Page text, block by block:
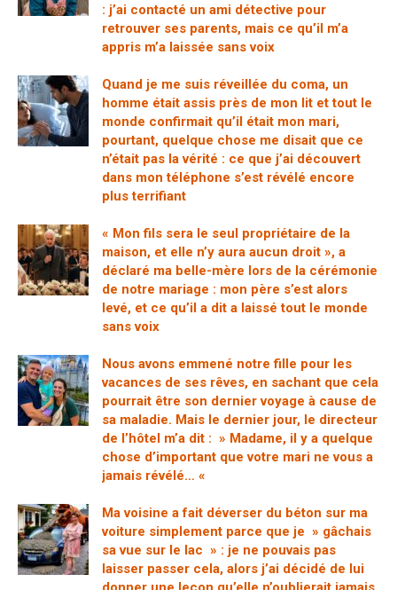
: j’ai contacté un ami détective pour
retrouver ses parents, mais ce qu’il m’a
appris m’a laissée sans voix
Quand je me suis réveillée du coma, un
homme était assis près de mon lit et tout le
monde confirmait qu’il était mon mari,
pourtant, quelque chose me disait que ce
n’était pas la vérité : ce que j’ai découvert
dans mon téléphone s’est révélé encore
plus terrifiant
« Mon fils sera le seul propriétaire de la
maison, et elle n’y aura aucun droit », a
déclaré ma belle-mère lors de la cérémonie
de notre mariage : mon père s’est alors
levé, et ce qu’il a dit a laissé tout le monde
sans voix
Nous avons emmené notre fille pour les
vacances de ses rêves, en sachant que cela
pourrait être son dernier voyage à cause de
sa maladie. Mais le dernier jour, le directeur
de l’hôtel m’a dit : » Madame, il y a quelque
chose d’important que votre mari ne vous a
jamais révélé… «
Ma voisine a fait déverser du béton sur ma
voiture simplement parce que je » gâchais
sa vue sur le lac » : je ne pouvais pas
laisser passer cela, alors j’ai décidé de lui